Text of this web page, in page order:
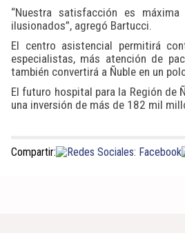
“Nuestra satisfacción es
ilusionados”, agregó Bartucci.
El centro asistencial permitirá
especialistas, más atención de
también convertirá a Ñuble en un
El futuro hospital para la Región de
una inversión de más de 182 mil
Compartir: